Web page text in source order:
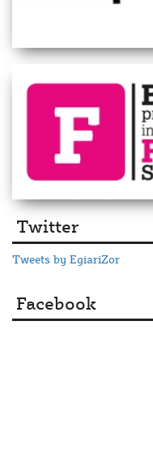
Twitter
Tweets by EgiariZor
Facebook